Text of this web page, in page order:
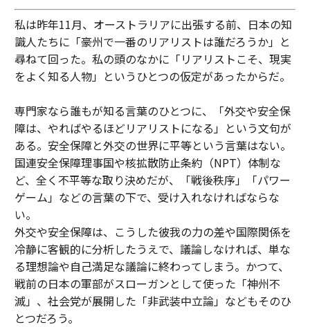
私は昨年11月、オーストラリアに出張する前、日本の知
識人たちに「豪州で一番のリアリストは誰だろうか」と
尋ねて回った。私の頭のなかに「リアリストこそ、現実
をよく知る人物」というひとつの仮定があったからだ。
専門家なら誰もが知る言葉のひとつに、「外交や安全保
障は、やればやるほどリアリストになる」という文句が
ある。安全保障と外交の世界に平等という言葉はない。
国連安全保障理事国や核拡散防止条約（NPT）体制な
ど、全く不平等な取り決めだが、「戦後秩序」「パワー
ゲーム」などの言葉の下で、受け入れなければならな
い。
外交や安全保障は、こうした彼我の力の差や国際関係を
冷静に客観的に分析したうえで、議論しなければ、単な
る理想論や自己満足な議論に終わってしまう。かつて、
戦前の日本の軍部がスローガンとして使った「神州不
滅」、社会党が展開した「非武装中立論」などもそのひ
とつだろう。